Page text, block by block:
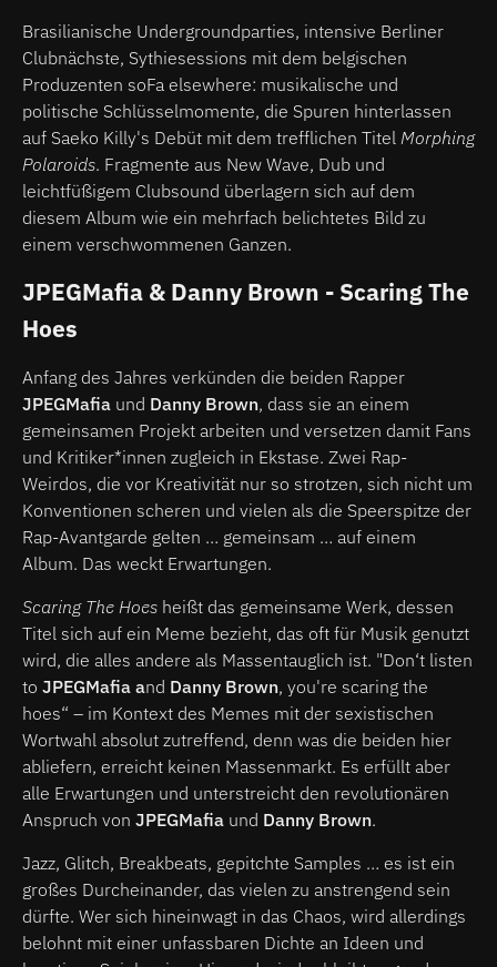
Brasilianische Undergroundparties, intensive Berliner
Clubnächste, Sythiesessions mit dem belgischen
Produzenten soFa elsewhere: musikalische und
politische Schlüsselmomente, die Spuren hinterlassen
auf Saeko Killy's Debüt mit dem trefflichen Titel Morphing
Polaroids. Fragmente aus New Wave, Dub und
leichtfüßigem Clubsound überlagern sich auf dem
diesem Album wie ein mehrfach belichtetes Bild zu
einem verschwommenen Ganzen.
JPEGMafia & Danny Brown - Scaring The
Hoes
Anfang des Jahres verkünden die beiden Rapper
JPEGMafia und Danny Brown, dass sie an einem
gemeinsamen Projekt arbeiten und versetzen damit Fans
und Kritiker*innen zugleich in Ekstase. Zwei Rap-
Weirdos, die vor Kreativität nur so strotzen, sich nicht um
Konventionen scheren und vielen als die Speerspitze der
Rap-Avantgarde gelten … gemeinsam … auf einem
Album. Das weckt Erwartungen.
Scaring The Hoes heißt das gemeinsame Werk, dessen
Titel sich auf ein Meme bezieht, das oft für Musik genutzt
wird, die alles andere als Massentauglich ist. "Don‘t listen
to JPEGMafia and Danny Brown, you're scaring the
hoes“ – im Kontext des Memes mit der sexistischen
Wortwahl absolut zutreffend, denn was die beiden hier
abliefern, erreicht keinen Massenmarkt. Es erfüllt aber
alle Erwartungen und unterstreicht den revolutionären
Anspruch von JPEGMafia und Danny Brown.
Jazz, Glitch, Breakbeats, gepitchte Samples … es ist ein
großes Durcheinander, das vielen zu anstrengend sein
dürfte. Wer sich hineinwagt in das Chaos, wird allerdings
belohnt mit einer unfassbaren Dichte an Ideen und